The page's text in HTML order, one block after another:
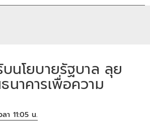
นโยบายรัฐบาล ลุย
นาคารเพื่อความ
า 11:05 น.